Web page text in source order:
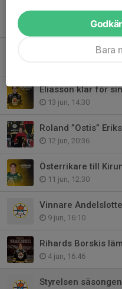
Kent Vinsa är AIF
Snart dags för
Eliasson klar för
13 jun, 14:30
Roland ”Ostis”
12 jun, 20:36
Österrikare till
11 jun, 12:30
Vinnare
9 jun, 16:10
Rihards Borskis
4 jun, 16:46
Styrelsen
Bara